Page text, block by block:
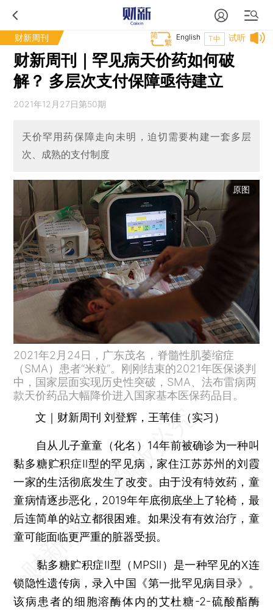
财新周刊 试听
T中
English
财新周刊｜罕见病天价药如何破
解？ 多层次支付保障亟待建立
2021年12月27日第50期
天价罕用药保障走向未明，迫切需要构建一套多层
次、成熟的支付制度
原图
2021年2月24日，广东茂名，脊髓性肌萎缩症
（SMA）患者“米粒”。刚刚结束的2021年医保谈判
中，国家层面实现历史性突破，SMA、法布雷病两
款天价药品大幅降价进入国家基本医保药品目。
文｜财新周刊 刘登辉，王苇佳（实习）
自从儿子童童（化名）14年前被确诊为一种叫
黏多糖贮积症Ⅱ型的罕见病，家住江苏苏州的刘霞
一家的生活彻底发生了改变。由于没有特效药，童
童病情逐步恶化，2019年年底彻底坐上了轮椅，最
后连简单的站立都很困难。如果没有有效治疗，童
童可能面临更严重的脏器受损。
黏多糖贮积症Ⅱ型（MPSⅡ）是一种罕见的X连
锁隐性遗传病，录入中国《第一批罕见病目录》。
该病患者的细胞溶酶体内的艾杜糖-2-硫酸酯酶